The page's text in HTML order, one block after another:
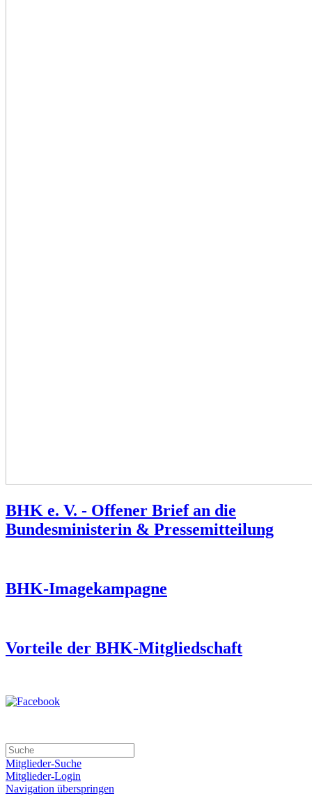
BHK e. V. - Offener Brief an die
Bundesministerin & Pressemitteilung
BHK-Imagekampagne
Vorteile der BHK-Mitgliedschaft
Mitglieder-Suche
Mitglieder-Login
Navigation überspringen